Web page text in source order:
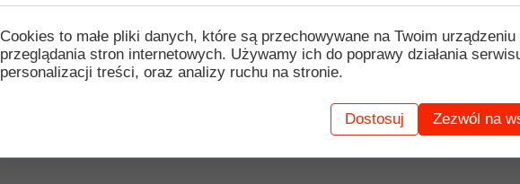
Cookies to małe pliki danych, które są przechowywane na Twoim urządzeniu
przeglądania stron internetowych. Używamy ich do poprawy działania
personalizacji treści, oraz analizy ruchu na stronie.
Dostosuj Zezwól na